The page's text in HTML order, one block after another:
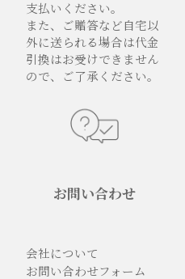
支払いください。
また、ご贈答など自宅以
外に送られる場合は代金
引換はお受けできません
ので、ご了承ください。
お問い合わせ
会社について
お問い合わせフォーム